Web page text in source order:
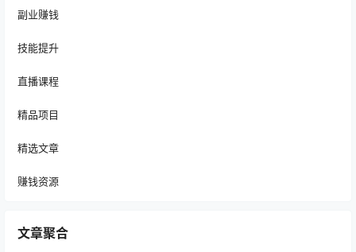
副业赚钱
技能提升
直播课程
精品项目
精选文章
赚钱资源
文章聚合